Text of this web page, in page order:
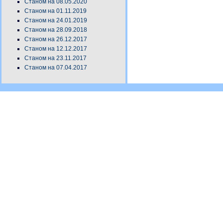
Станом на 08.05.2020
Станом на 01.11.2019
Станом на 24.01.2019
Станом на 28.09.2018
Станом на 26.12.2017
Станом на 12.12.2017
Станом на 23.11.2017
Станом на 07.04.2017